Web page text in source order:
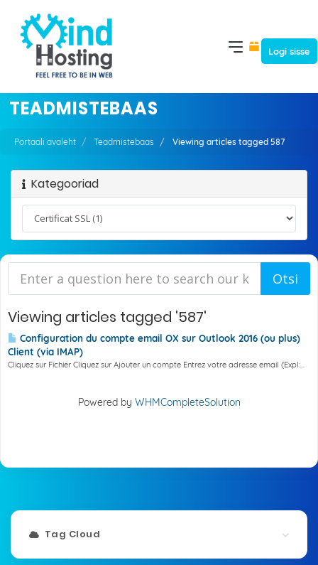
Logi sisse
TEADMISTEBAAS
Portaali avaleht Teadmistebaas Viewing articles tagged 587
Kategooriad
Viewing articles tagged '587'
Configuration du compte email OX sur Outlook 2016 (ou plus)
Client (via IMAP)
Cliquez sur Fichier Cliquez sur Ajouter un compte Entrez votre adresse email (Expl:...
Powered by WHMCompleteSolution
Tag Cloud